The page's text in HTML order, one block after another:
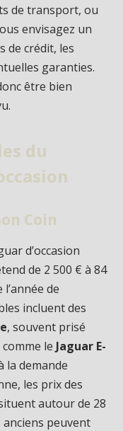
de transport, ou
envisagez un
de crédit, les
garanties.
être bien
du
Coin
d’occasion
de 2 500 € à 84
de
incluent des
, souvent prisé
le Jaguar E-
la demande
les prix des
autour de 28
anciens peuvent